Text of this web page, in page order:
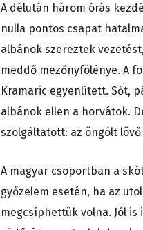
A délután három órás
nulla pontos csapat
albánok szereztek
meddő mezőnyfölénye. A
Kramaric egyenlített. Sőt,
albánok ellen a horvátok.
szolgáltatott: az öngólt
A magyar csoportban a
győzelem esetén, ha az
megcsíphettük volna. Jól